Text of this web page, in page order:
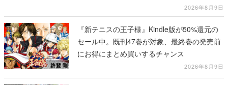
テージショーや没入型のホラー体験も楽しめ
る
2026年8月9日
『新テニスの王子様』Kindle版が50%還元の
セール中。既刊47巻が対象、最終巻の発売前
にお得にまとめ買いするチャンス
2026年8月9日